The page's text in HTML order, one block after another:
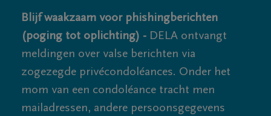
Blijf waakzaam voor phishingberichten
(poging tot oplichting) - DELA ontvangt
meldingen over valse berichten via
zogezegde privécondoléances. Onder het
mom van een condoléance tracht men
mailadressen, andere persoonsgegevens